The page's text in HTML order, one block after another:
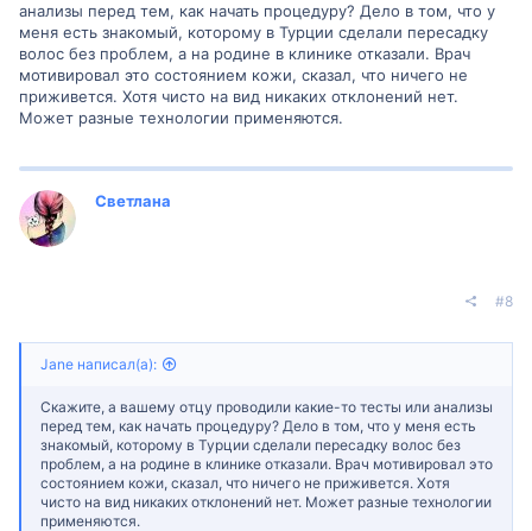
анализы перед тем, как начать процедуру? Дело в том, что у
меня есть знакомый, которому в Турции сделали пересадку
волос без проблем, а на родине в клинике отказали. Врач
мотивировал это состоянием кожи, сказал, что ничего не
приживется. Хотя чисто на вид никаких отклонений нет.
Может разные технологии применяются.
Светлана
#8
Jane написал(а):
Скажите, а вашему отцу проводили какие-то тесты или анализы
перед тем, как начать процедуру? Дело в том, что у меня есть
знакомый, которому в Турции сделали пересадку волос без
проблем, а на родине в клинике отказали. Врач мотивировал это
состоянием кожи, сказал, что ничего не приживется. Хотя
чисто на вид никаких отклонений нет. Может разные технологии
применяются.